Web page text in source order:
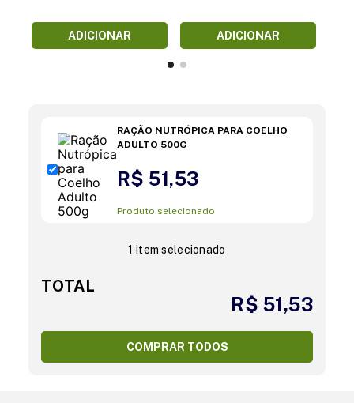
ADICIONAR ADICIONAR
RAÇÃO NUTRÓPICA PARA COELHO
ADULTO 500G
R$ 51,53
Produto selecionado
1 item selecionado
TOTAL
R$ 51,53
COMPRAR TODOS